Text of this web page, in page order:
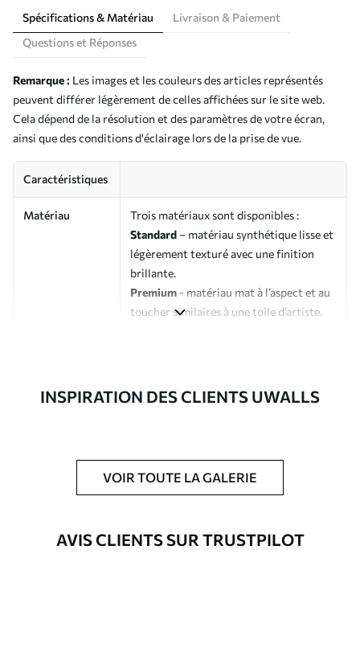
Spécifications & Matériau
Livraison & Paiement
Questions et Réponses
Remarque : Les images et les couleurs des articles représentés
peuvent différer légèrement de celles affichées sur le site web.
Cela dépend de la résolution et des paramètres de votre écran,
ainsi que des conditions d'éclairage lors de la prise de vue.
Caractéristiques
Matériau
Trois matériaux sont disponibles :
Standard – matériau synthétique lisse et
légèrement texturé avec une finition
brillante.
Premium - matériau mat à l’aspect et au
toucher similaires à une toile d’artiste.
Possibilité d'ajouter un vernis
protecteur pour renforcer la durabilité
du tableau.
Matériaux disponibles
INSPIRATION DES CLIENTS UWALLS
VOIR TOUTE LA GALERIE
AVIS CLIENTS SUR TRUSTPILOT